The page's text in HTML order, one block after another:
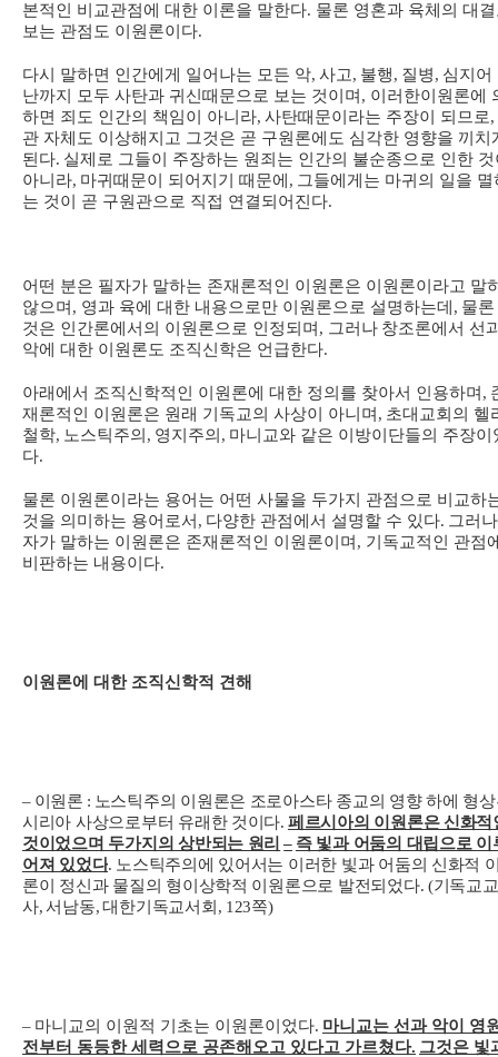
본적인 비교관점에 대한 이론을 말한다. 물론 영혼과 육체의 대
보는 관점도 이원론이다.
다시 말하면 인간에게 일어나는 모든 악, 사고, 불행, 질병, 심지어
난까지 모두 사탄과 귀신때문으로 보는 것이며, 이러한이원론에
하면 죄도 인간의 책임이 아니라, 사탄때문이라는 주장이 되므로,
관 자체도 이상해지고 그것은 곧 구원론에도 심각한 영향을 끼치
된다. 실제로 그들이 주장하는 원죄는 인간의 불순종으로 인한 것
아니라, 마귀때문이 되어지기 때문에 , 그들에게는 마귀의 일을 멸
는 것이 곧 구원관으로 직접 연결되어진다.
어떤 분은 필자가 말하는 존재론적인 이원론은 이원론이라고 말
않으며, 영과 육에 대한 내용으로만 이원론으로 설명하는데 , 물론
것은 인간론에서의 이원론으로 인정되며 , 그러나 창조론에서 선
악에 대한 이원론도 조직신학은 언급한다.
아래에서 조직신학적인 이원론에 대한 정의를 찾아서 인용하며 ,
재론적인 이원론은 원래 기독교의 사상이 아니며 , 초대교회의 헬
철학, 노스틱주의 , 영지주의 , 마니교와 같은 이방이단들의 주장이
다.
물론 이원론이라는 용어는 어떤 사물을 두가지 관점으로 비교하
것을 의미하는 용어로서 , 다양한 관점에서 설명할 수 있다. 그러
자가 말하는 이원론은 존재론적인 이원론이며, 기독교적인 관점
비판하는 내용이다.
이원론에 대한 조직신학적 견해
– 이원론 : 노스틱주의 이원론은 조로아스타 종교의 영향 하에 형
시리아 사상으로부터 유래한 것이다. 페르시아의 이원론은 신화적
것이었으며 두가지의 상반되는 원리 – 즉 빛과 어둠의 대립으로 이
어져 있었다. 노스틱주의에 있어서는 이러한 빛과 어둠의 신화적
론이 정신과 물질의 형이상학적 이원론으로 발전되었다. (기독교
사, 서남동, 대한기독교서회 , 123쪽)
– 마니교의 이원적 기초는 이원론이었다. 마니교는 선과 악이 영
전부터 동등한 세력으로 공존해오고 있다고 가르쳤다. 그것은 빛